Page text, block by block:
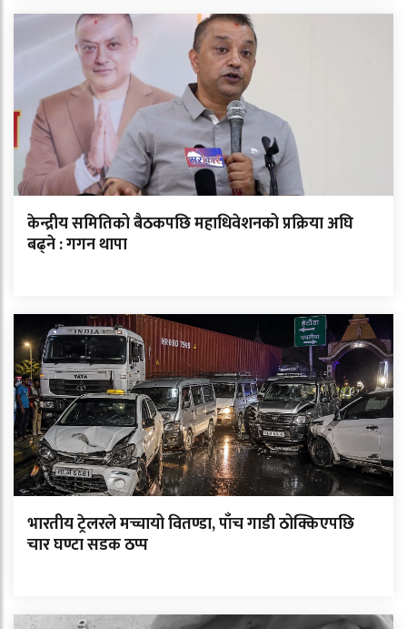
केन्द्रीय समितिको बैठकपछि महाधिवेशनको प्रक्रिया अघि
बढ्ने : गगन थापा
भारतीय ट्रेलरले मच्चायो वितण्डा, पाँच गाडी ठोक्किएपछि
चार घण्टा सडक ठप्प